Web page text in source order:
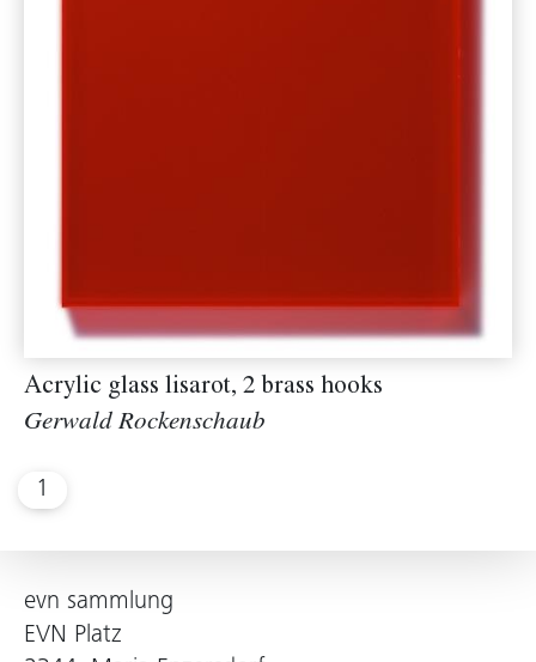
Acrylic glass lisarot, 2 brass hooks
Gerwald Rockenschaub
1
evn sammlung
EVN Platz